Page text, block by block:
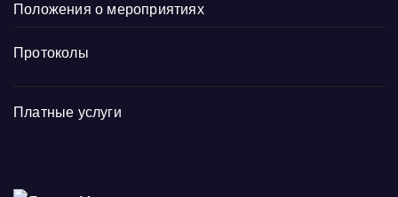
Положения о мероприятиях
Протоколы
Платные услуги